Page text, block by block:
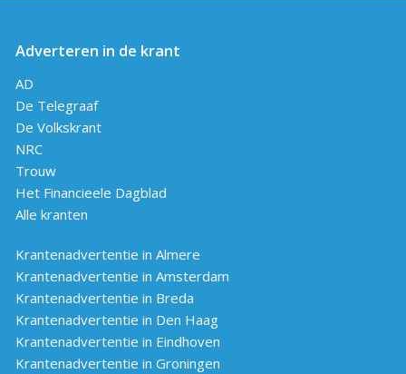
Adverteren in de krant
AD
De Telegraaf
De Volkskrant
NRC
Trouw
Het Financieele Dagblad
Alle kranten
Krantenadvertentie in Almere
Krantenadvertentie in Amsterdam
Krantenadvertentie in Breda
Krantenadvertentie in Den Haag
Krantenadvertentie in Eindhoven
Krantenadvertentie in Groningen